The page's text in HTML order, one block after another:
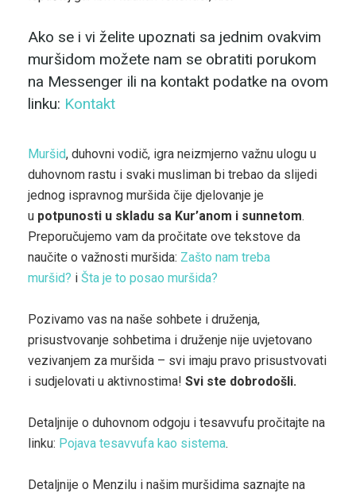
Ako se i vi želite upoznati sa jednim ovakvim
muršidom možete nam se obratiti porukom
na Messenger ili na kontakt podatke na ovom
linku: Kontakt
Muršid, duhovni vodič, igra neizmjerno važnu ulogu u
duhovnom rastu i svaki musliman bi trebao da slijedi
jednog ispravnog muršida čije djelovanje je
u potpunosti u skladu sa Kur’anom i sunnetom.
Preporučujemo vam da pročitate ove tekstove da
naučite o važnosti muršida: Zašto nam treba
muršid? i Šta je to posao muršida?
Pozivamo vas na naše sohbete i druženja,
prisustvovanje sohbetima i druženje nije uvjetovano
vezivanjem za muršida – svi imaju pravo prisustvovati
i sudjelovati u aktivnostima! Svi ste dobrodošli.
Detaljnije o duhovnom odgoju i tesavvufu pročitajte na
linku: Pojava tesavvufa kao sistema.
Detaljnije o Menzilu i našim muršidima saznajte na